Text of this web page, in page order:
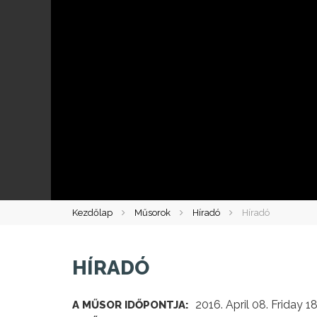
Kezdőlap Műsorok Híradó Híradó
HÍRADÓ
A MŰSOR IDŐPONTJA: 2016. April 08. Friday